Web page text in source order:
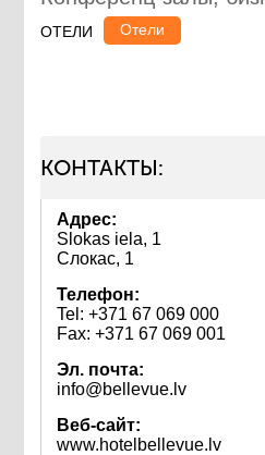
ОТЕЛИ Отели
КОНТАКТЫ:
Адрес:
Slokas iela, 1
Слокас, 1
Телефон:
Tel: +371 67 069 000
Fax: +371 67 069 001
Эл. почта:
info@bellevue.lv
Веб-сайт:
www.hotelbellevue.lv